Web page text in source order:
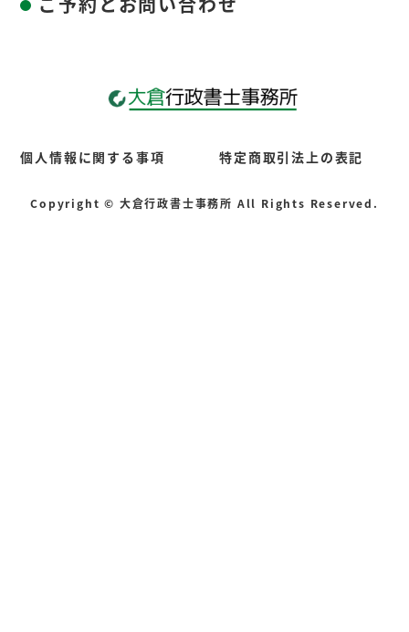
個人情報に関する事項 特定商取引法上の表記
Copyright © 大倉行政書士事務所 All Rights Reserved.